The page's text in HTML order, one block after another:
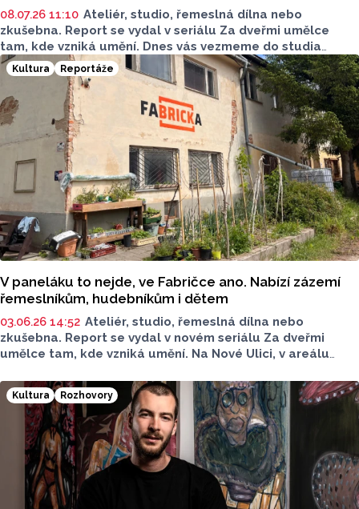
08.07.26 11:10 Ateliér, studio, řemeslná dílna nebo
zkušebna. Report se vydal v seriálu Za dveřmi umělce
tam, kde vzniká umění. Dnes vás vezmeme do studia
a zkušebny kapely Dead Dog Legacy, kde mě provází
frontman TommProchazka.
Kultura Reportáže
V paneláku to nejde, ve Fabričce ano. Nabízí zázemí
řemeslníkům, hudebníkům i dětem
03.06.26 14:52 Ateliér, studio, řemeslná dílna nebo
zkušebna. Report se vydal v novém seriálu Za dveřmi
umělce tam, kde vzniká umění. Na Nové Ulici, v areálu
to nejspíš nenapadlo. Vítejte v prostoru s názvem
Fabricka.
Kultura Rozhovory